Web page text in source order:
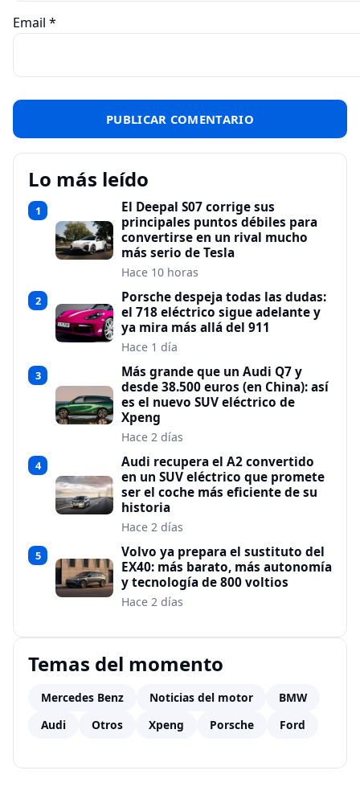
Email *
Lo más leído
1
El Deepal S07 corrige sus
principales puntos débiles para
convertirse en un rival mucho
más serio de Tesla
Hace 10 horas
2
Porsche despeja todas las dudas:
el 718 eléctrico sigue adelante y
ya mira más allá del 911
Hace 1 día
3
Más grande que un Audi Q7 y
desde 38.500 euros (en China): así
es el nuevo SUV eléctrico de
Xpeng
Hace 2 días
4
Audi recupera el A2 convertido
en un SUV eléctrico que promete
ser el coche más eficiente de su
historia
Hace 2 días
5
Volvo ya prepara el sustituto del
EX40: más barato, más autonomía
y tecnología de 800 voltios
Hace 2 días
Temas del momento
Mercedes Benz Noticias del motor
BMW
Audi
Otros Xpeng Porsche Ford